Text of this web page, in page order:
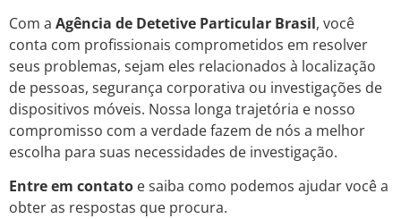
Com a Agência de Detetive Particular Brasil, você
conta com profissionais comprometidos em resolver
seus problemas, sejam eles relacionados à localização
de pessoas, segurança corporativa ou investigações de
dispositivos móveis. Nossa longa trajetória e nosso
compromisso com a verdade fazem de nós a melhor
escolha para suas necessidades de investigação.
Entre em contato e saiba como podemos ajudar você a
obter as respostas que procura.